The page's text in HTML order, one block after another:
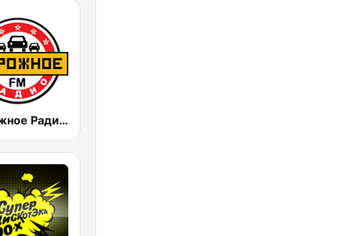
Дорожное Радио (Dorojnoe Radio)